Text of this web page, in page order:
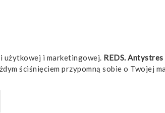
użytkowej i marketingowej. REDS. Antystres
ściśnięciem przypomną sobie o Twojej